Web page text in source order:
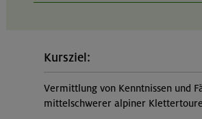
Kursziel:
Vermittlung von Kenntnissen und
mittelschwerer alpiner